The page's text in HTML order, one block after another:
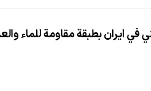
في ايران بطبقة مقاومة للماء